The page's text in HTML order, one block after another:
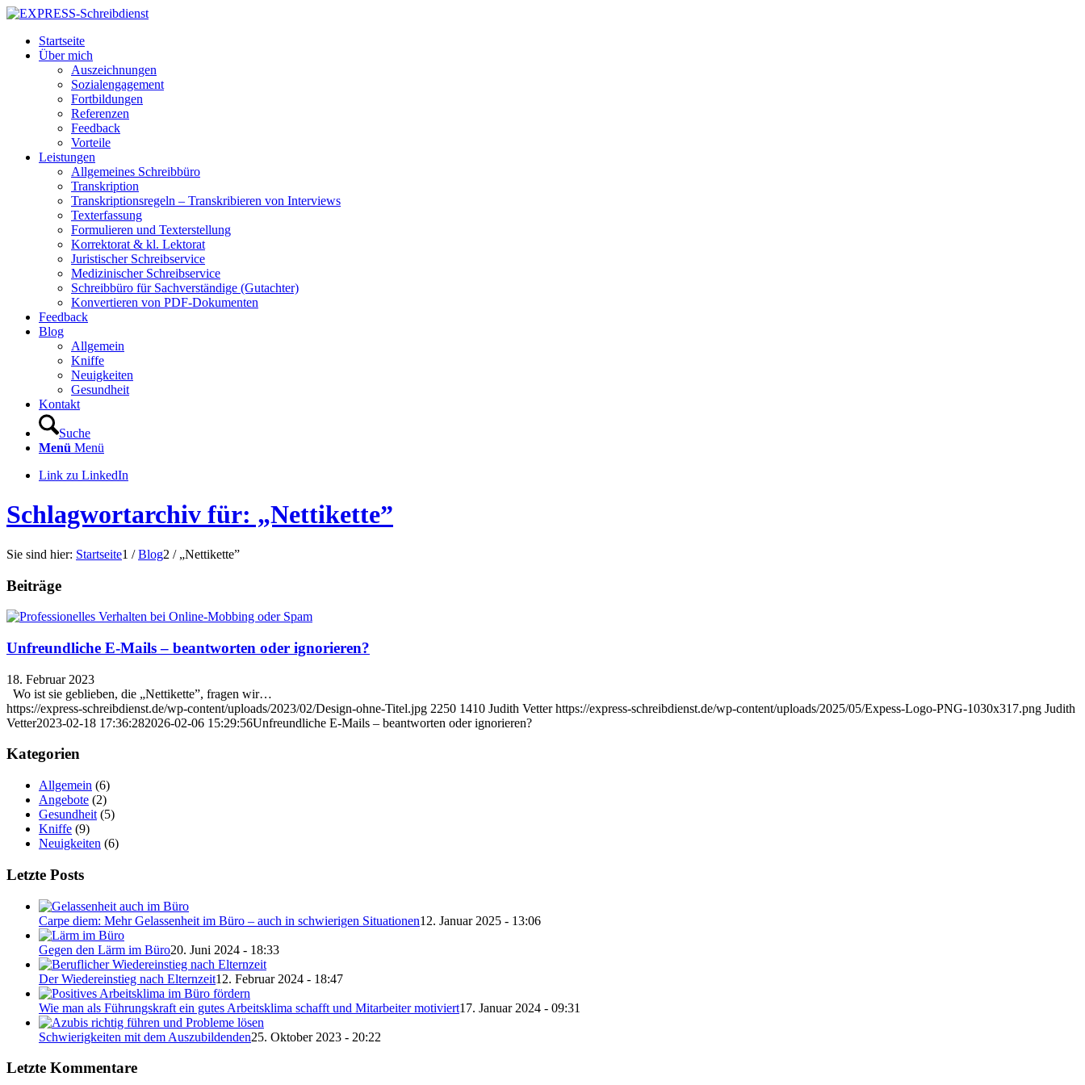
Startseite
Über mich
Auszeichnungen
Sozialengagement
Fortbildungen
Referenzen
Feedback
Vorteile
Leistungen
Allgemeines Schreibbüro
Transkription
Transkriptionsregeln – Transkribieren von Interviews
Texterfassung
Formulieren und Texterstellung
Korrektorat & kl. Lektorat
Juristischer Schreibservice
Medizinischer Schreibservice
Schreibbüro für Sachverständige (Gutachter)
Konvertieren von PDF-Dokumenten
Feedback
Blog
Allgemein
Kniffe
Neuigkeiten
Gesundheit
Kontakt
Suche
Menü Menü
Link zu LinkedIn
Schlagwortarchiv für: „Nettikette”
Sie sind hier: Startseite1 / Blog2 / „Nettikette”
Beiträge
Unfreundliche E-Mails – beantworten oder ignorieren?
18. Februar 2023
Wo ist sie geblieben, die „Nettikette”, fragen wir…
https://express-schreibdienst.de/wp-content/uploads/2023/02/Design-ohne-Titel.jpg 2250 1410 Judith Vetter https://express-schreibdienst.de/wp-content/uploads/2025/05/Expess-Logo-PNG-1030x317.png Judith
Vetter2023-02-18 17:36:282026-02-06 15:29:56Unfreundliche E-Mails – beantworten oder ignorieren?
Kategorien
Allgemein (6)
Angebote (2)
Gesundheit (5)
Kniffe (9)
Neuigkeiten (6)
Letzte Posts
Carpe diem: Mehr Gelassenheit im Büro – auch in schwierigen Situationen12. Januar 2025 - 13:06
Gegen den Lärm im Büro20. Juni 2024 - 18:33
Der Wiedereinstieg nach Elternzeit12. Februar 2024 - 18:47
Wie man als Führungskraft ein gutes Arbeitsklima schafft und Mitarbeiter motiviert17. Januar 2024 - 09:31
Schwierigkeiten mit dem Auszubildenden25. Oktober 2023 - 20:22
Letzte Kommentare